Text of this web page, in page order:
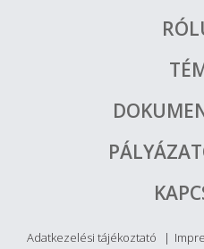
Adatkezelési tájékoztató